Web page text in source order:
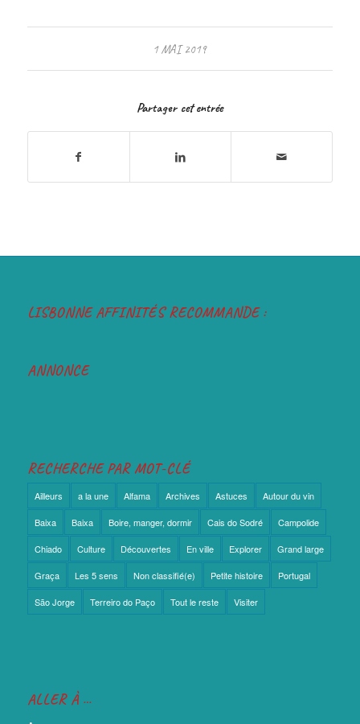
1 MAI 2019
Partager cet entrée
LISBONNE AFFINITÉS RECOMMANDE :
ANNONCE
RECHERCHE PAR MOT-CLÉ
Ailleurs a la une Alfama Archives Astuces Autour du vin
Baixa Baixa Boire, manger, dormir Cais do Sodré Campolide
Chiado Culture Découvertes En ville Explorer Grand large
Graça Les 5 sens Non classifié(e) Petite histoire Portugal
São Jorge Terreiro do Paço Tout le reste Visiter
ALLER À …